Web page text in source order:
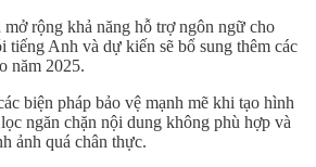
mở rộng khả năng hỗ trợ ngôn ngữ cho
tiếng Anh và dự kiến sẽ bổ sung thêm các
năm 2025.
biện pháp bảo vệ mạnh mẽ khi tạo hình
ngăn chặn nội dung không phù hợp và
ảnh quá chân thực.